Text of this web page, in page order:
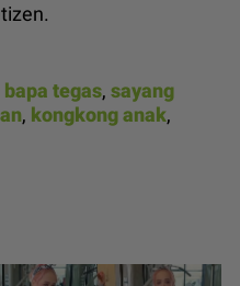
bapa tegas, sayang
, kongkong anak,